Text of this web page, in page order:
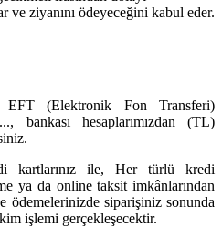
ve ziyanını ödeyeceğini kabul eder.
(Elektronik Fon Transferi)
bankası hesaplarımızdan (TL)
kartlarınız ile, Her türlü kredi
ya da online taksit imkânlarından
ödemelerinizde siparişiniz sonunda
işlemi gerçekleşecektir.